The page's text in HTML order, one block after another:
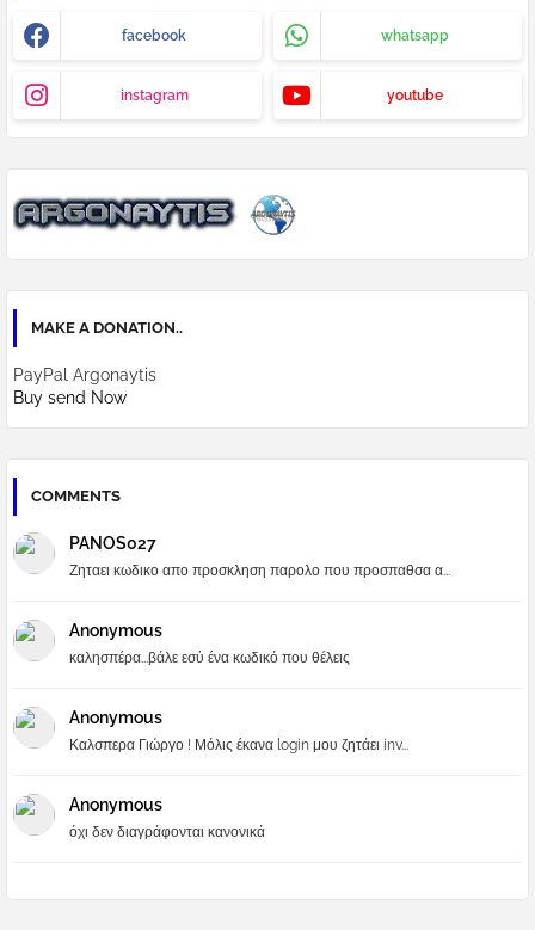
facebook whatsapp
instagram youtube
MAKE A DONATION..
PayPal Argonaytis
Buy send Now
COMMENTS
PANOS027
Ζηταει κωδικο απο προσκληση παρολο που προσπαθσα α...
Anonymous
καλησπέρα...βάλε εσύ ένα κωδικό που θέλεις
Anonymous
Καλσπερα Γιώργο ! Μόλις έκανα login μου ζητάει inv...
Anonymous
όχι δεν διαγράφονται κανονικά